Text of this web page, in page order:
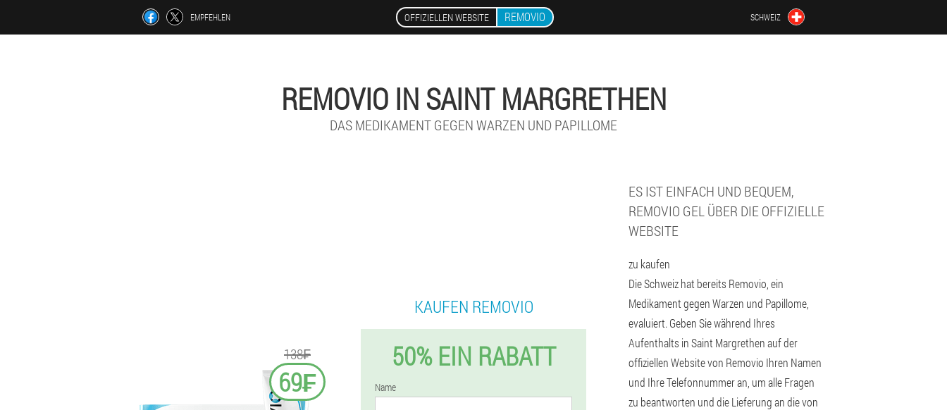
EMPFEHLEN OFFIZIELLEN WEBSITE REMOVIO SCHWEIZ
REMOVIO IN SAINT MARGRETHEN
DAS MEDIKAMENT GEGEN WARZEN UND PAPILLOME
138₣
69₣
KAUFEN REMOVIO
50% EIN RABATT
Name
ES IST EINFACH UND BEQUEM,
REMOVIO GEL ÜBER DIE OFFIZIELLE
WEBSITE
zu kaufen
Die Schweiz hat bereits Removio, ein
Medikament gegen Warzen und Papillome,
evaluiert. Geben Sie während Ihres
Aufenthalts in Saint Margrethen auf der
offiziellen Website von Removio Ihren Namen
und Ihre Telefonnummer an, um alle Fragen
zu beantworten und die Lieferung an die von